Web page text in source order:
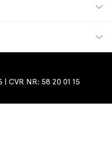
CVR NR: 58 20 01 15